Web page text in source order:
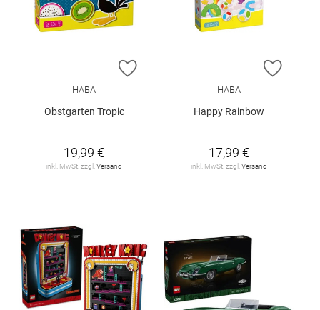
ZUR WUNSCHLISTE HINZUFÜGEN
HABA
Obstgarten Tropic
19,99 €
inkl. MwSt. zzgl. Versand
ZUR
HABA
Happy Rainbow
17,99 €
inkl. MwSt. zzgl. Versand